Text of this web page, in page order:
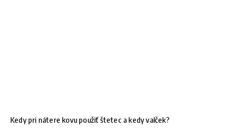
Kedy pri nátere kovu použiť štetec a kedy valček?